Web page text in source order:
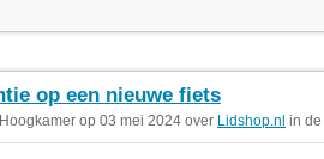
op een nieuwe fiets
op 03 mei 2024 over Lidshop.nl in de